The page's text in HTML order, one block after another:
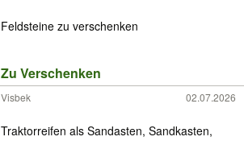
Feldsteine zu verschenken
Zu Verschenken
Visbek 02.07.2026
Traktorreifen als Sandasten, Sandkasten,